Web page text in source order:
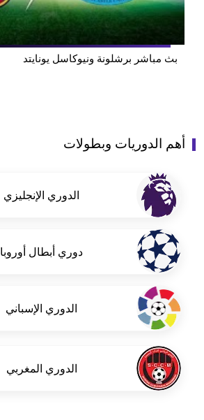
بث مباشر برشلونة ونيوكاسل يونايتد
أهم الدوريات وبطولات
الدوري الإنجليزي
دوري أبطال أوروبا
الدوري الإسباني
الدوري المغربي